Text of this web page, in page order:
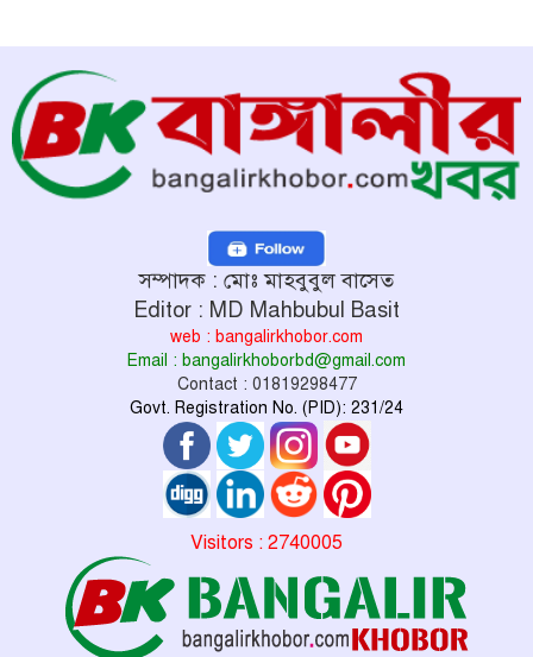
সম্পাদক : মোঃ মাহবুবুল বাসেত
Editor : MD Mahbubul Basit
web : bangalirkhobor.com
Email : bangalirkhoborbd@gmail.com
Contact : 01819298477
Govt. Registration No. (PID): 231/24
Visitors : 2740005